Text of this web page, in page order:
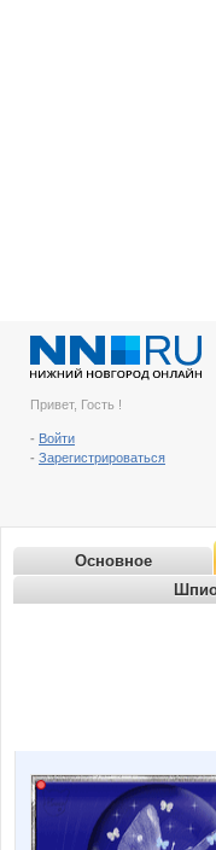
Привет, Гость !
- Войти
- Зарегистрироваться
Основное